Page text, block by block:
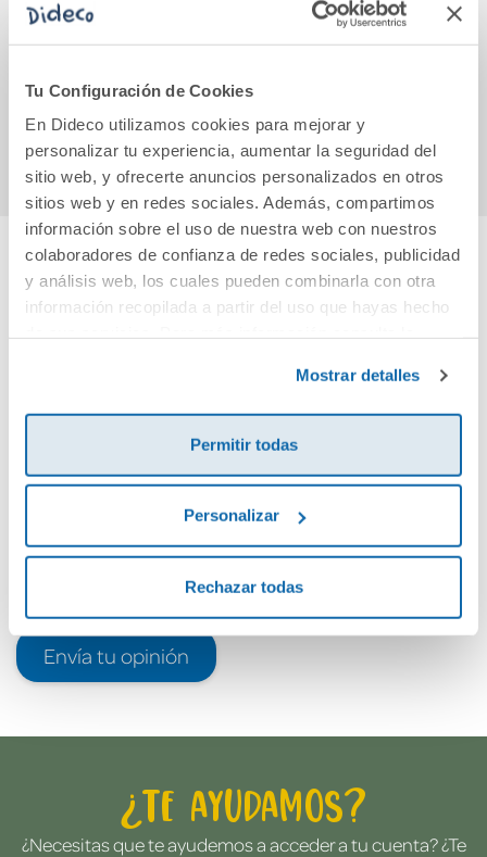
Tu Configuración de Cookies
En Dideco utilizamos cookies para mejorar y
personalizar tu experiencia, aumentar la seguridad del
sitio web, y ofrecerte anuncios personalizados en otros
sitios web y en redes sociales. Además, compartimos
información sobre el uso de nuestra web con nuestros
colaboradores de confianza de redes sociales, publicidad
y análisis web, los cuales pueden combinarla con otra
información recopilada a partir del uso que hayas hecho
Mostrar detalles
Permitir todas
Personalizar
Rechazar todas
12,95€
Comprar
pop
Comprar
Cuéntanos tu opinión
¡Sé el primero en valorar este producto!
Envía tu opinión
¿Te ayudamos?
¿Necesitas que te ayudemos a acceder a tu cuenta? ¿Te